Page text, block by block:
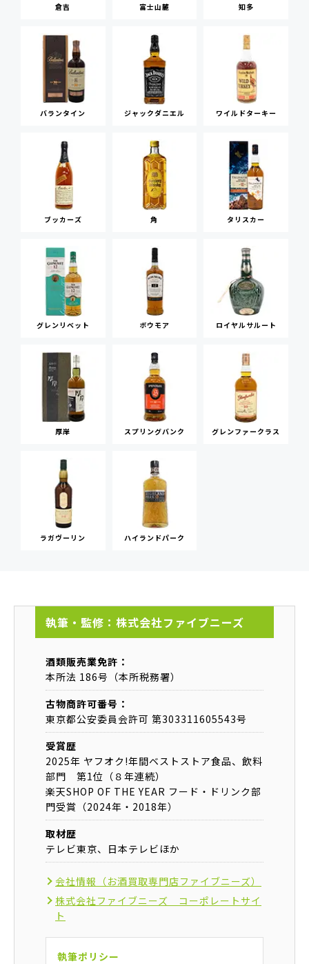
倉吉 富士山麓 知多
バランタイン ジャックダニエル ワイルドターキー
ブッカーズ 角 タリスカー
グレンリベット ボウモア ロイヤルサルート
厚岸 スプリングバンク グレンファークラス
ラガヴーリン ハイランドパーク
執筆・監修：株式会社ファイブニーズ
酒類販売業免許：
本所法 186号（本所税務署）
古物商許可番号：
東京都公安委員会許可 第303311605543号
受賞歴
2025年 ヤフオク!年間ベストストア食品、飲料
部門 第1位（８年連続）
楽天SHOP OF THE YEAR フード・ドリンク部
門受賞（2024年・2018年）
取材歴
テレビ東京、日本テレビほか
会社情報（お酒買取専門店ファイブニーズ）
株式会社ファイブニーズ コーポレートサイ
ト
執筆ポリシー